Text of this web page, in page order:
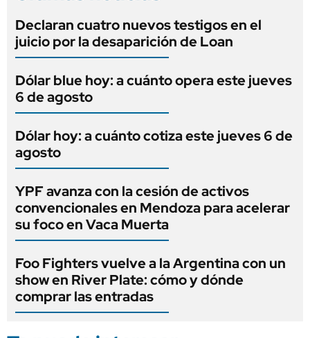
Declaran cuatro nuevos testigos en el
juicio por la desaparición de Loan
Dólar blue hoy: a cuánto opera este jueves
6 de agosto
Dólar hoy: a cuánto cotiza este jueves 6 de
agosto
YPF avanza con la cesión de activos
convencionales en Mendoza para acelerar
su foco en Vaca Muerta
Foo Fighters vuelve a la Argentina con un
show en River Plate: cómo y dónde
comprar las entradas